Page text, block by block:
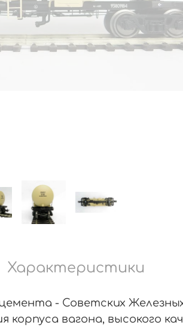
Характеристики
- Советских
корпуса вагона, высокого